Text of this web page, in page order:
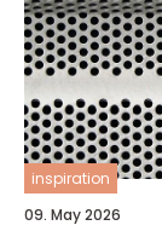
inspiration
09. May 2026